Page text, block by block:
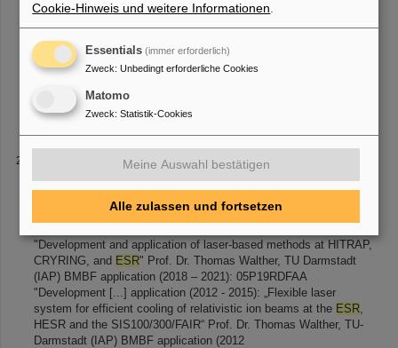
wissenschaftliche Zusammenarbeit zwischen den beiden
Instituten einzusetzen. CRYRING@ESR: A Study Group Report
Der schwedische Schwerionen-Speicherring CRYRING, ein
Beitrag zu FAIR, wird gerade [...] seinen möglichst frühzeitigen
Einsatz für FAIR wurde die Idee geboren, den CRYRING in der
Umgebung desESR
Eine Arbeitsgruppe hat das Potential des Rings als F
beams at theESRand the SIS300/FAIR“ Prof. Dr. Gerhard Birkl,
„Development of a laser system for efficient laser cooling of ion
"Development and application of laser-based methods at HITRAP,
CRYRING, and ESR" Prof. Dr. Thomas Walther, TU Darmstadt
(IAP) BMBF application (2018 – 2021): 05P19RDFAA
"Development [...] application (2012 - 2015): „Flexible laser
system for efficient cooling of relativistic ion beams at the ESR,
HESR and the SIS100/300/FAIR“ Prof. Dr. Thomas Walther, TU-
Darmstadt (IAP) BMBF application (2012
Cookie-Hinweis und weitere Informationen
Essentials (immer erforderlich)
Zweck: Unbedingt erforderliche Cookies
Matomo
Zweck: Statistik-Cookies
Meine Auswahl bestätigen
Alle zulassen und fortsetzen